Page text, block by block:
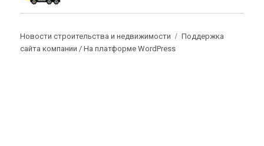
Новости строительства и недвижимости
Поддержка
сайта компании /На платформе WordPress